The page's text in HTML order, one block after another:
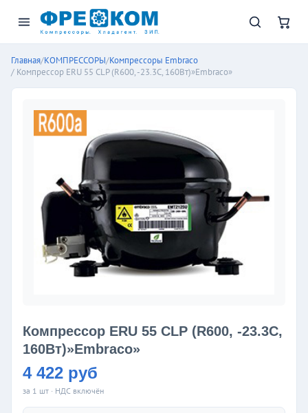
Главная/КОМПРЕССОРЫ/Компрессоры Embraco
/ Компрессор ERU 55 CLP (R600, -23.3C, 160Вт)»Embraco»
Компрессор ERU 55 CLP (R600, -23.3C,
160Вт)»Embraco»
4 422 руб
за 1 шт · НДС включён